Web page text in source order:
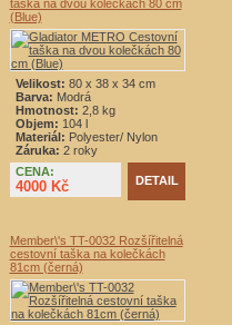
taška na dvou kolečkách 80 cm
(Blue)
Velikost: 80 x 38 x 34 cm
Barva: Modrá
Hmotnost: 2,8 kg
Objem: 104 l
Materiál: Polyester/ Nylon
Záruka: 2 roky
CENA:
4000 Kč DETAIL
Member\'s TT-0032 Rozšířitelná
cestovní taška na kolečkách
81cm (černá)